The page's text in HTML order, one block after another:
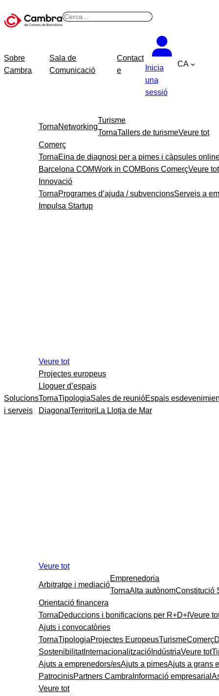
B
Sobre
Cambra
Sala de
Comunicació
Contact
e
Inicia
una
sessió
CA
Solucions
i serveis
TornaNetworking
Turisme
TornaTallers de turismeVeure tot
Comerç
TornaEina de diagnosi per a pimes i càpsules
Barcelona COMWork in COM Bons ComerçVeure tot
Innovació
TornaProgrames d’ajuda / subvencionsServeis a
Impulsa Startup
Veure tot
Projectes europeus
Lloguer d’espais
TornaTipologiaSales de reunióEspais
Diagonal Territori La Llotja de Mar
Veure tot
Arbitratge i mediació
Emprenedoria
TornaAlta autònomConstitució
Orientació financera
TornaDeduccions i bonificacions per R+D+I Veure
Ajuts i convocatòries
TornaTipologiaProjectes EuropeusTurismeComerç
SostenibilitatInternacionalització IndústriaVeure tot
Ajuts a emprenedors/esAjuts a pimesAjuts a grans
PatrocinisPartners Cambra Informació empresarial
Veure tot